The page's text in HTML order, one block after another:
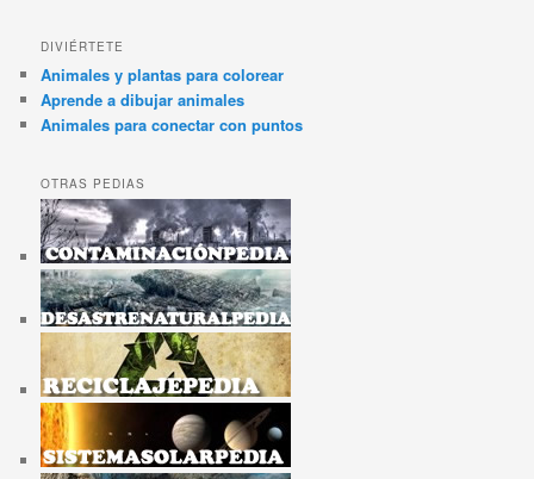
DIVIÉRTETE
Animales y plantas para colorear
Aprende a dibujar animales
Animales para conectar con puntos
OTRAS PEDIAS